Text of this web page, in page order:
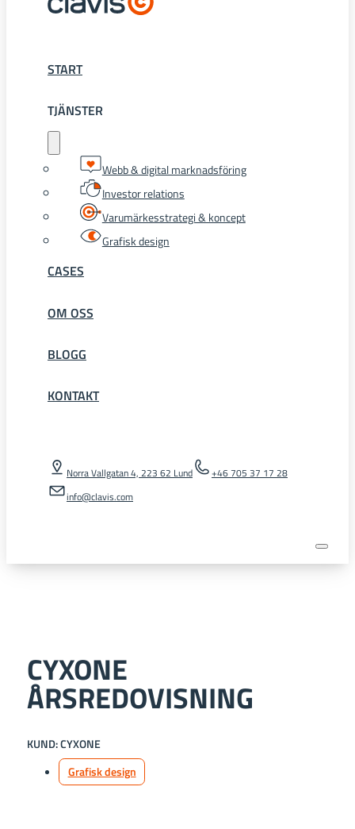
START
TJÄNSTER
Webb & digital marknadsföring
Investor relations
Varumärkesstrategi & koncept
Grafisk design
CASES
OM OSS
BLOGG
KONTAKT
Norra Vallgatan 4, 223 62 Lund
+46 705 37 17 28
info@clavis.com
CYXONE
ÅRSREDOVISNING
KUND: CYXONE
Grafisk design